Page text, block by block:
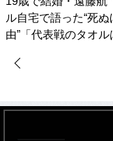
ル自宅で語った“死
由”「代表戦のタオ